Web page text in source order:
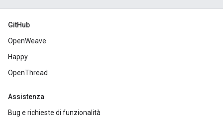
GitHub
OpenWeave
Happy
OpenThread
Assistenza
Bug e richieste di funzionalità